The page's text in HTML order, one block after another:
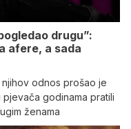
drugu”:
afere, a sada
odnos prošao je
godinama pratili
ženama